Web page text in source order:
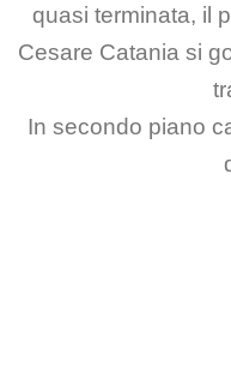
quasi terminata, il
Cesare Catania si
In secondo piano